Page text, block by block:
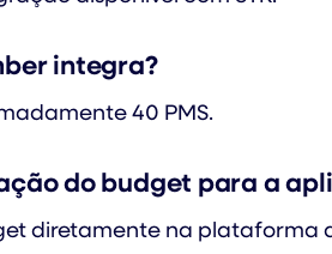
integra?
40 PMS.
do budget para a
diretamente na plataforma